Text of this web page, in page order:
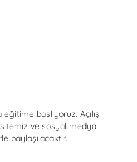
başlıyoruz. Açılış
ve sosyal medya
paylaşılacaktır.